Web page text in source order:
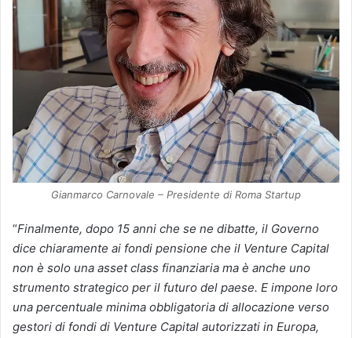
Gianmarco Carnovale – Presidente di Roma Startup
“Finalmente, dopo 15 anni che se ne dibatte, il Governo
dice chiaramente ai fondi pensione che il Venture Capital
non è solo una asset class finanziaria ma è anche uno
strumento strategico per il futuro del paese. E impone loro
una percentuale minima obbligatoria di allocazione verso
gestori di fondi di Venture Capital autorizzati in Europa,